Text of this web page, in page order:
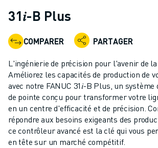
ROBOTS COLLABORATIFS
GAMME DE ROBOTS
CONTRÔLEURS DE ROBOTS
ACCESSOIRES POUR ROBOTS
LOGICIEL ROBOT
LOGICIEL DE SIMULATION
PRODUITS DE ROBOTIQUE ÉDUCATIVE
AUTOMATISATION DES ROBOTS
ROBOTS DE SOUDAGE À L'ARC
ROBOTS ARTICULÉS
31𝑖-B Plus
COMPARER PARTAGER
L'ingénierie de précision pour l'avenir de
Améliorez les capacités de production de
avec notre FANUC 31𝑖-B Plus, un système
de pointe conçu pour transformer votre
en un centre d'efficacité et de précision.
répondre aux besoins exigeants des
ce contrôleur avancé est la clé qui vous
en tête sur un marché compétitif.